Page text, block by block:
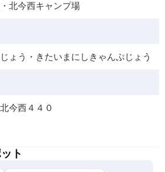
北今西キャンプ場
ょう・きたいまにしきゃんぷじょう
今西４４０
ト